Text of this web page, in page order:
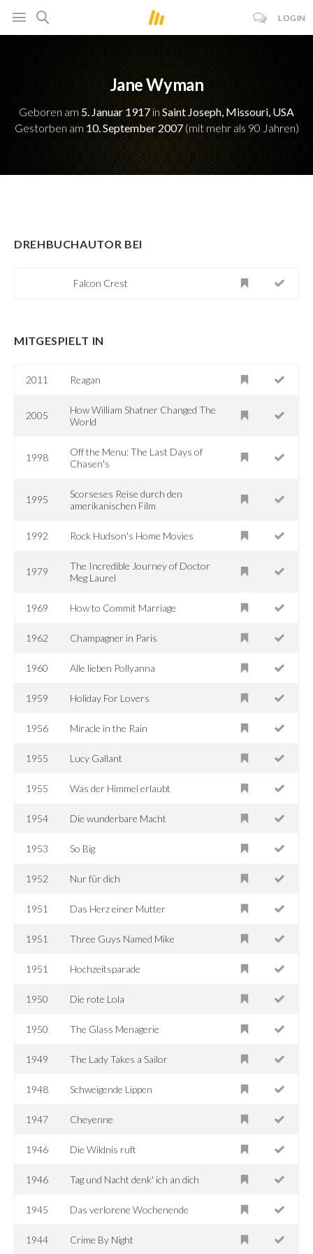
LOGIN
Jane Wyman
Geboren am 5. Januar 1917 in Saint Joseph, Missouri, USA
Gestorben am 10. September 2007(mit mehr als 90 Jahren)
DREHBUCHAUTOR BEI
Falcon Crest
MITGESPIELT IN
2011 Reagan
2005
How William Shatner Changed The
World
1998
Off the Menu: The Last Days of
Chasen's
1995
Scorseses Reise durch den
amerikanischen Film
1992 Rock Hudson's Home Movies
1979
The Incredible Journey of Doctor
Meg Laurel
1969 How to Commit Marriage
1962 Champagner in Paris
1960 Alle lieben Pollyanna
1959 Holiday For Lovers
1956 Miracle in the Rain
1955 Lucy Gallant
1955 Was der Himmel erlaubt
1954 Die wunderbare Macht
1953 So Big
1952 Nur für dich
1951 Das Herz einer Mutter
1951 Three Guys Named Mike
1951 Hochzeitsparade
1950 Die rote Lola
1950 The Glass Menagerie
1949 The Lady Takes a Sailor
1948 Schweigende Lippen
1947 Cheyenne
1946 Die Wildnis ruft
1946 Tag und Nacht denk' ich an dich
1945 Das verlorene Wochenende
1944 Crime By Night